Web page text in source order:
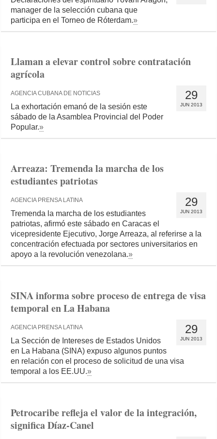
manager de la selección cubana que
participa en el Torneo de Róterdam.»
Llaman a elevar control sobre contratación
agrícola
29
JUN 2013
AGENCIA CUBANA DE NOTICIAS
La exhortación emanó de la sesión este
sábado de la Asamblea Provincial del Poder
Popular.»
Arreaza: Tremenda la marcha de los
estudiantes patriotas
29
JUN 2013
AGENCIA PRENSA LATINA
Tremenda la marcha de los estudiantes
patriotas, afirmó este sábado en Caracas el
vicepresidente Ejecutivo, Jorge Arreaza, al referirse a la
concentración efectuada por sectores universitarios en
apoyo a la revolución venezolana.»
SINA informa sobre proceso de entrega de visa
temporal en La Habana
29
JUN 2013
AGENCIA PRENSA LATINA
La Sección de Intereses de Estados Unidos
en La Habana (SINA) expuso algunos puntos
en relación con el proceso de solicitud de una visa
temporal a los EE.UU.»
Petrocaribe refleja el valor de la integración,
significa Díaz-Canel